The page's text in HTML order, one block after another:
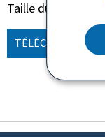
Taille du fichier
TÉLÉCHARGER